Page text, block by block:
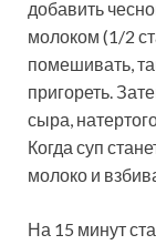
добавить
молоком (1/2
помешивать,
пригореть.
сыра,
Когда суп
молоко и
На 15 минут